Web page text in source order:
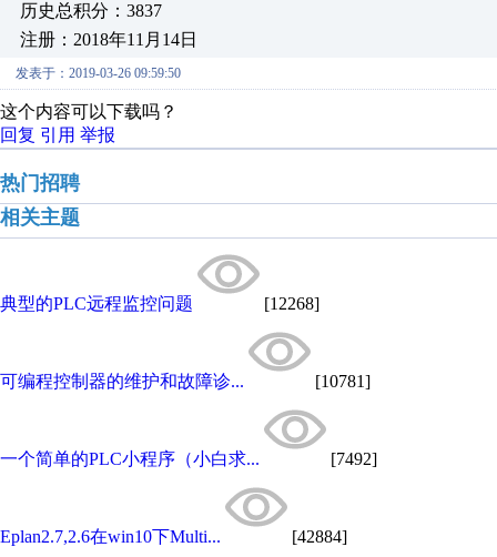
历史总积分：3837
注册：2018年11月14日
发表于：2019-03-26 09:59:50
这个内容可以下载吗？
回复 引用 举报
热门招聘
相关主题
典型的PLC远程监控问题 [12268]
可编程控制器的维护和故障诊... [10781]
一个简单的PLC小程序（小白求... [7492]
Eplan2.7,2.6在win10下Multi... [42884]